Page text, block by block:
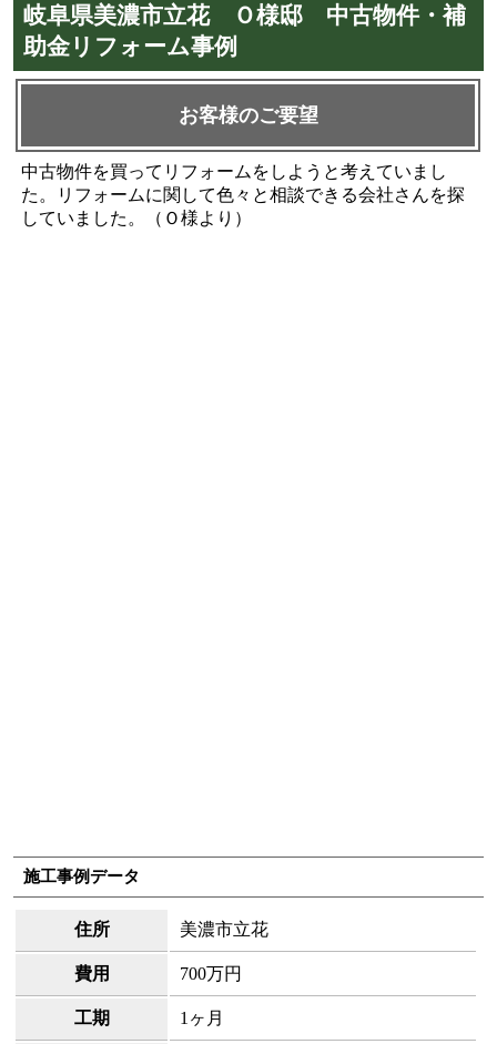
岐阜県美濃市立花 Ｏ様邸 中古物件・補
助金リフォーム事例
お客様のご要望
中古物件を買ってリフォームをしようと考えていまし
た。リフォームに関して色々と相談できる会社さんを探
していました。（Ｏ様より）
施工事例データ
住所 美濃市立花
費用 700万円
工期 1ヶ月